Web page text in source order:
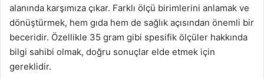
alanında karşımıza çıkar. Farklı ölçü birimlerini anlamak ve
dönüştürmek, hem gıda hem de sağlık açısından önemli bir
beceridir. Özellikle 35 gram gibi spesifik ölçüler hakkında
bilgi sahibi olmak, doğru sonuçlar elde etmek için
gereklidir.